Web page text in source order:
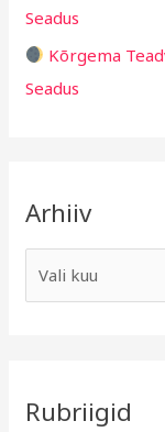
Seadus
Kõrgema
Seadus
Arhiiv
Rubriigid